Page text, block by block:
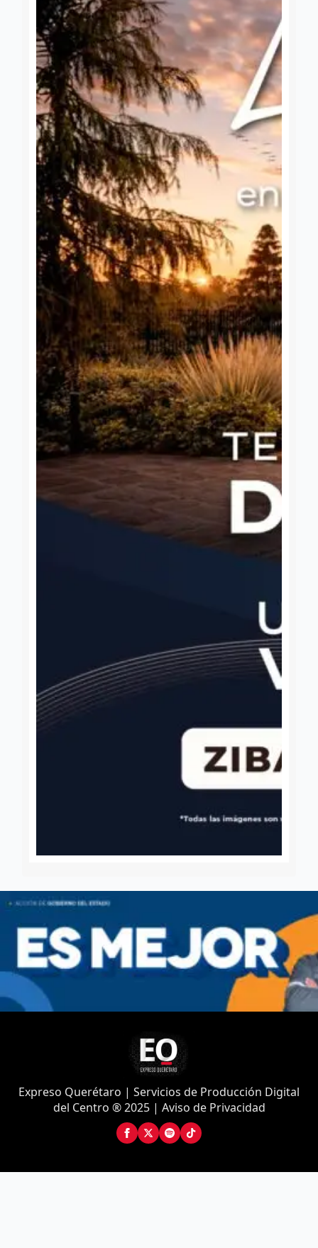
Expreso Querétaro | Servicios de Producción Digital
del Centro ® 2025 | Aviso de Privacidad